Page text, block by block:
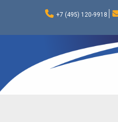
+7 (495) 120-9918